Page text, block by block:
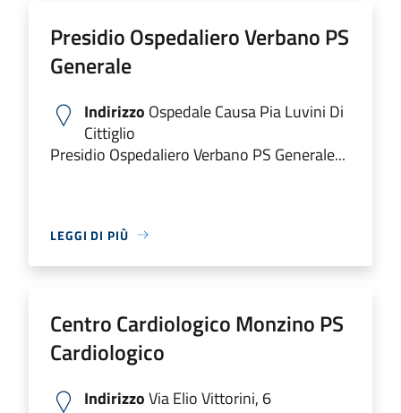
Presidio Ospedaliero Verbano PS
Generale
Indirizzo Ospedale Causa Pia Luvini Di
Cittiglio
Presidio Ospedaliero Verbano PS Generale...
LEGGI DI PIÙ
Centro Cardiologico Monzino PS
Cardiologico
IndirizzoVia Elio Vittorini, 6